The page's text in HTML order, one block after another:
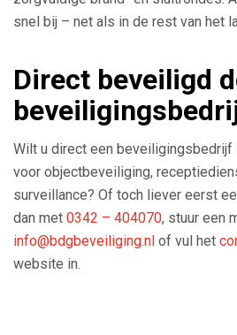
snel bij – net als in de rest van het
Direct beveiligd
Wilt u direct een beveiligingsbedrijf
voor objectbeveiliging,
surveillance? Of toch liever eerst
dan met 0342 – 404070, stuur een
info@bdgbeveiliging.nl of vul het
website in.